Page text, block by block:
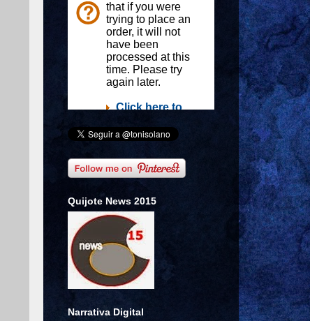
Quijote News 2015
Narrativa Digital